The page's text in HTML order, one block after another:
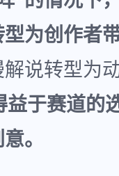
型为创作者
说转型为
益于赛道的
。